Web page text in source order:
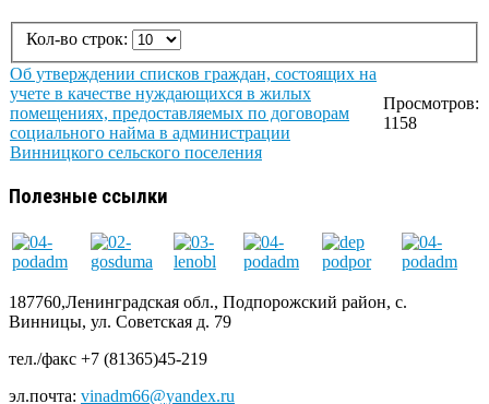
Кол-во строк:
Об утверждении списков граждан, состоящих на
учете в качестве нуждающихся в жилых
помещениях, предоставляемых по договорам
социального найма в администрации
Винницкого сельского поселения
Просмотров:
1158
Полезные ссылки
187760,Ленинградская обл., Подпорожский район, с.
Винницы, ул. Советская д. 79
тел./факс +7 (81365)45-219
эл.почта: vinadm66@yandex.ru